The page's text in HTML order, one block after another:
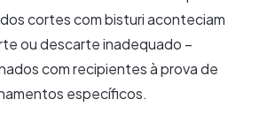
cortes com bisturi aconteciam
ou descarte inadequado –
com recipientes à prova de
específicos.